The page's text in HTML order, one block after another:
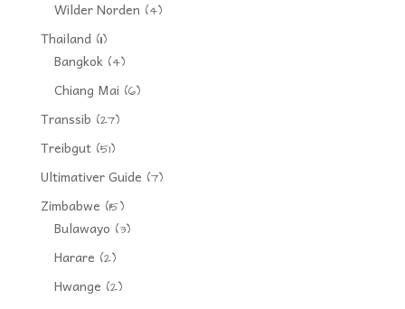
Wilder Norden (4)
Thailand(11)
Bangkok(4)
Chiang Mai (6)
Transsib (27)
Treibgut(51)
Ultimativer Guide (7)
Zimbabwe (15)
Bulawayo (3)
Harare (2)
Hwange (2)